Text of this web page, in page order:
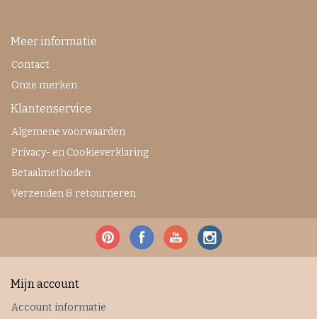
Meer informatie
Contact
Onze merken
Klantenservice
Algemene voorwaarden
Privacy- en Cookieverklaring
Betaalmethoden
Verzenden & retourneren
Mijn account
Account informatie